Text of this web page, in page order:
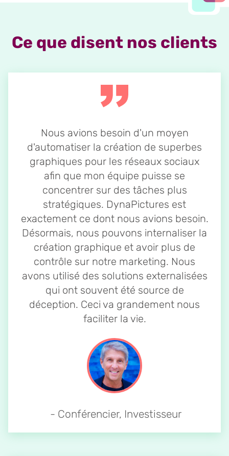
Ce que disent nos clients
Nous avions besoin d'un moyen
d'automatiser la création de superbes
graphiques pour les réseaux sociaux
afin que mon équipe puisse se
concentrer sur des tâches plus
stratégiques. DynaPictures est
exactement ce dont nous avions besoin.
Désormais, nous pouvons internaliser la
création graphique et avoir plus de
contrôle sur notre marketing. Nous
avons utilisé des solutions externalisées
qui ont souvent été source de
déception. Ceci va grandement nous
faciliter la vie.
- Conférencier, Investisseur